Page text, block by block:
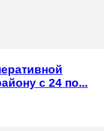
с 24 по...